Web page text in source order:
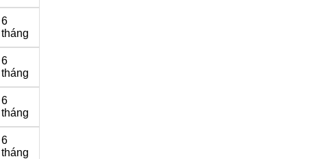
6
tháng
6
tháng
6
tháng
6
tháng